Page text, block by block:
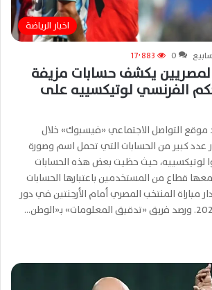
اخبار الرياضة
0 17٬883
يكشف حسابات مزيفة
الفرنسي لوتيكسييه على
التواصل الاجتماعي «فيسبوك» خلال
عدد كبير من الحسابات التي تحمل اسم وصورة
لوتيكسييه، حيث حظيت بعض هذه الحسابات
قطاع من المستخدمين باعتبارها الحسابات
مباراة المنتخب المصري أمام الأرجنتين في دور